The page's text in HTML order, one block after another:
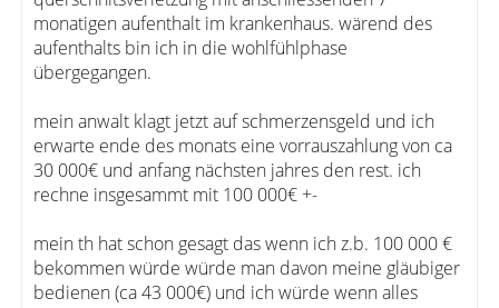
monatigen aufenthalt im krankenhaus. wärend des
aufenthalts bin ich in die wohlfühlphase
übergegangen.
mein anwalt klagt jetzt auf schmerzensgeld und ich
erwarte ende des monats eine vorrauszahlung von ca
30 000€ und anfang nächsten jahres den rest. ich
rechne insgesammt mit 100 000€ +-
mein th hat schon gesagt das wenn ich z.b. 100 000 €
bekommen würde würde man davon meine gläubiger
bedienen (ca 43 000€) und ich würde wenn alles